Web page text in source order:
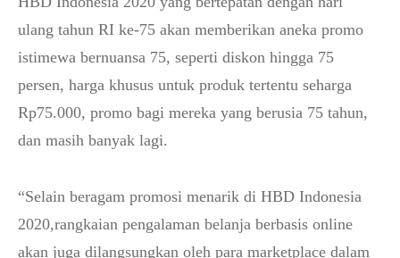
ulang tahun RI ke-75 akan memberikan aneka promo
istimewa bernuansa 75, seperti diskon hingga 75
persen, harga khusus untuk produk tertentu seharga
Rp75.000, promo bagi mereka yang berusia 75 tahun,
dan masih banyak lagi.
“Selain beragam promosi menarik di HBD Indonesia
2020,rangkaian pengalaman belanja berbasis online
akan juga dilangsungkan oleh para marketplace dalam